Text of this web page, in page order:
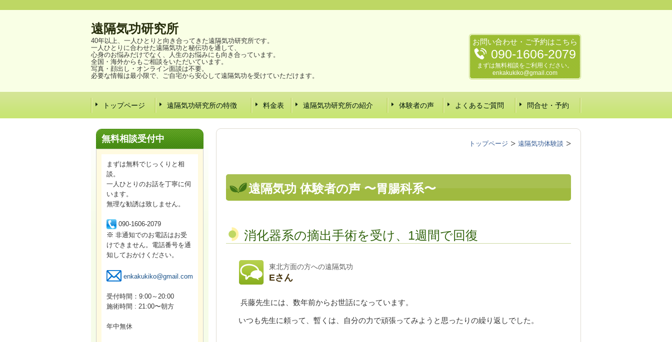
遠隔気功研究所
40年以上、一人ひとりと向き合ってきた遠隔気功研究所です。
一人ひとりに合わせた遠隔気功と秘伝功を通して、
心身のお悩みだけでなく、人生のお悩みにも向き合っています。
全国・海外からもご相談をいただいています。
写真・顔出し・オンライン面談は不要。
必要な情報は最小限で、ご自宅から安心して遠隔気功を受けていただけます。
お問い合わせ・ご予約はこちら
090-1606-2079
まずは無料相談をご利用ください。
enkakukiko@gmail.com
トップページ 遠隔気功研究所の特徴 料金表 遠隔気功研究所の紹介 体験者の声 よくあるご質問 問合せ・予約
トップページ 遠隔気功体験談
遠隔気功 体験者の声 〜胃腸科系〜
消化器系の摘出手術を受け、1週間で回復
東北方面の方への遠隔気功
Eさん
兵藤先生には、数年前からお世話になっています。
いつも先生に頼って、暫くは、自分の力で頑張ってみようと思ったりの繰り返しでした。
無料相談受付中
まずは無料でじっくりと相
談。
一人ひとりのお話を丁寧に伺
います。
無理な勧誘は致しません。
090-1606-2079
※ 非通知でのお電話はお受
けできません。電話番号を通
知しておかけください。
enkakukiko@gmail.com
受付時間：9:00～20:00
施術時間 : 21:00〜朝方
年中無休